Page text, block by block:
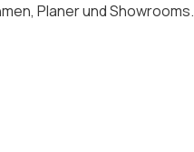
Planer und Showrooms.